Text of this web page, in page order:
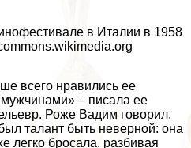
в Италии в 1958
всего нравились ее
– писала ее
Роже Вадим говорил,
талант быть неверной: она
легко бросала, разбивая